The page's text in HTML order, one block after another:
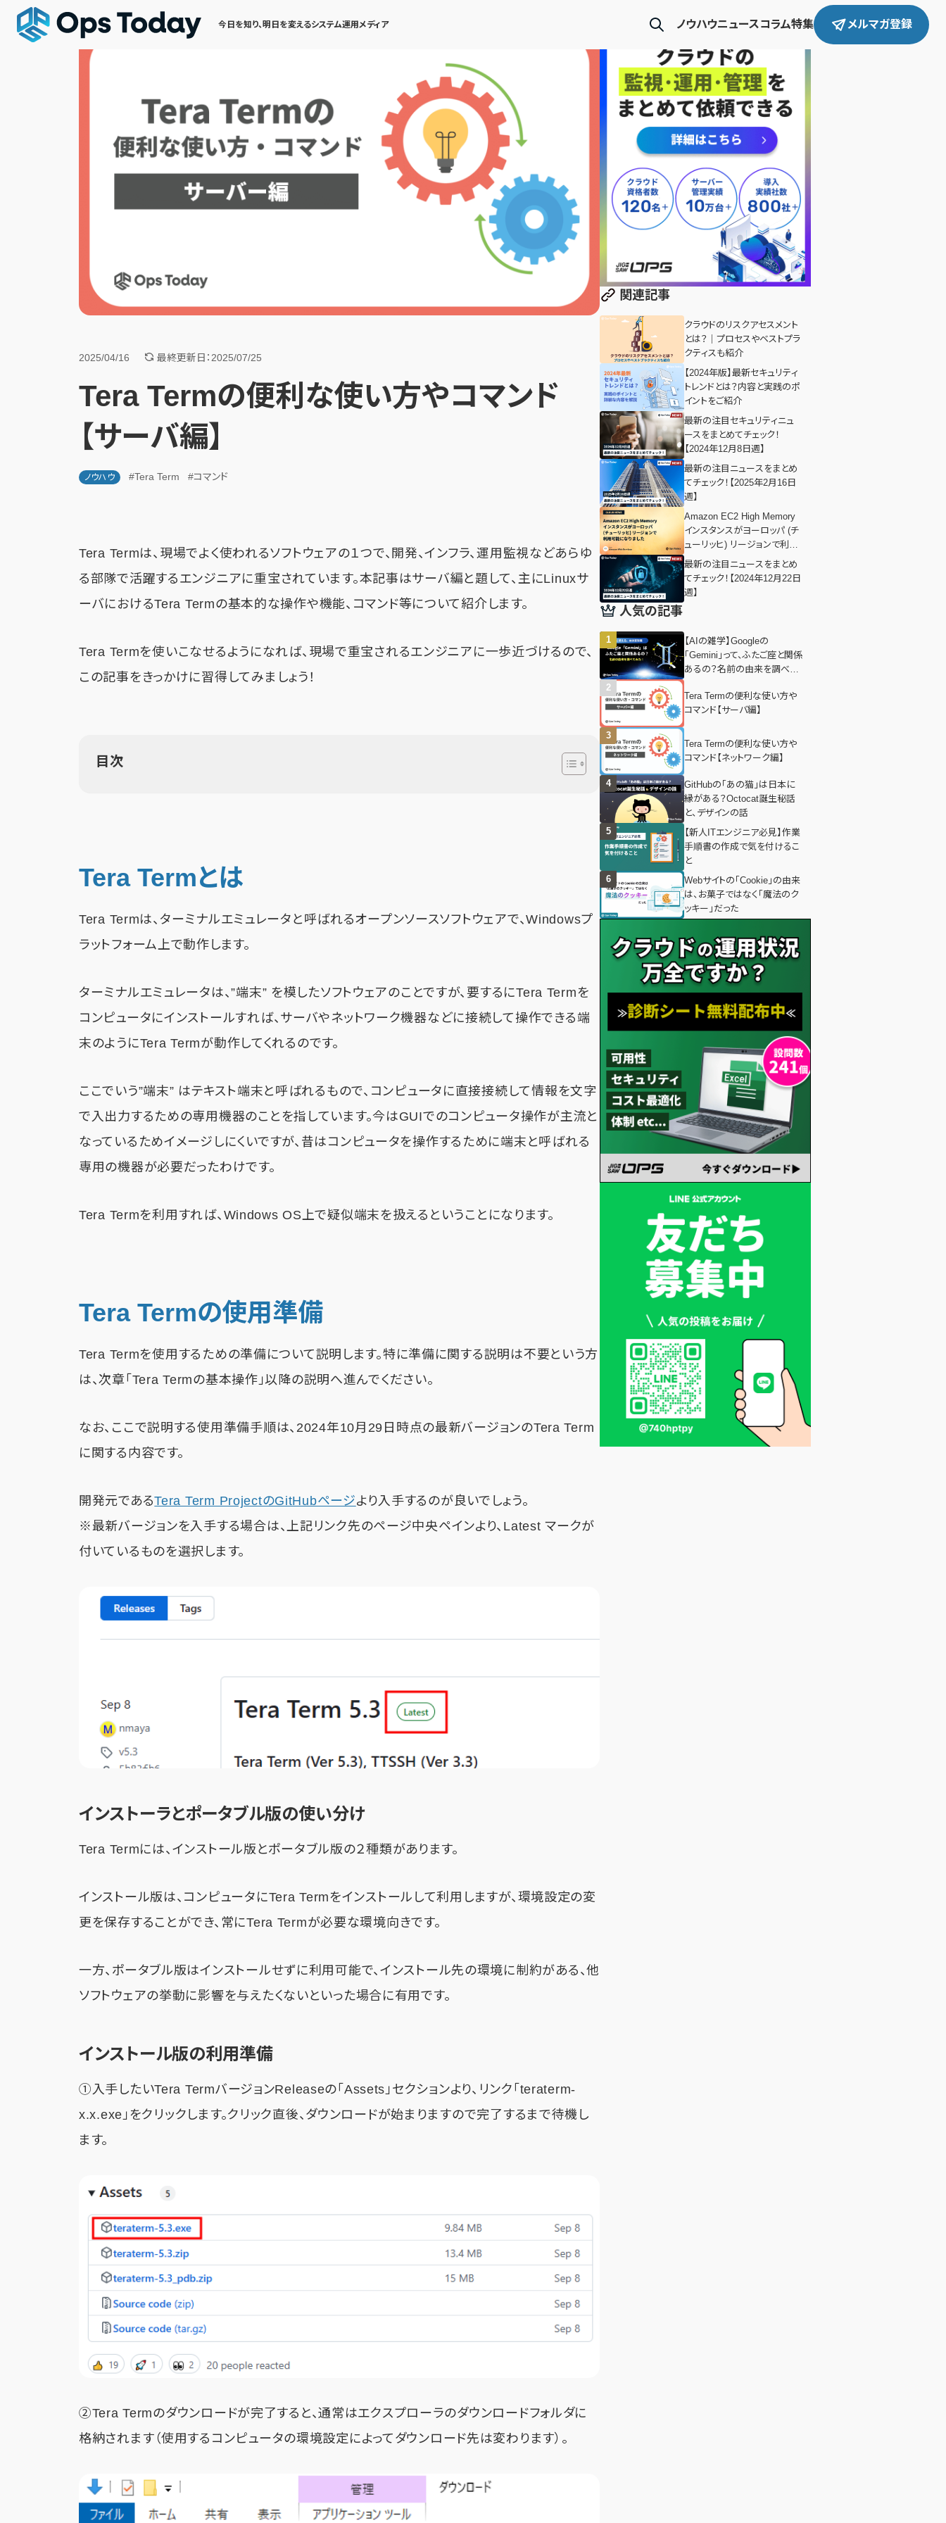
今日を知り、明日を変えるシステム運用メディア ノウハウニュースコラム特集 メルマガ登録
2025/04/16 最終更新日：2025/07/25
Tera Termの便利な使い方やコマンド
【サーバ編】
ノウハウ #Tera Term #コマンド
Tera Termは、現場でよく使われるソフトウェアの１つで、開発、インフラ、運用監視などあらゆ
る部隊で活躍するエンジニアに重宝されています。本記事はサーバ編と題して、主にLinuxサ
ーバにおけるTera Termの基本的な操作や機能、コマンド等について紹介します。
Tera Termを使いこなせるようになれば、現場で重宝されるエンジニアに一歩近づけるので、
この記事をきっかけに習得してみましょう！
目次
Tera Termとは
Tera Termは、ターミナルエミュレータと呼ばれるオープンソースソフトウェアで、Windowsプ
ラットフォーム上で動作します。
ターミナルエミュレータは、”端末” を模したソフトウェアのことですが、要するにTera Termを
コンピュータにインストールすれば、サーバやネットワーク機器などに接続して操作できる端
末のようにTera Termが動作してくれるのです。
ここでいう”端末” はテキスト端末と呼ばれるもので、コンピュータに直接接続して情報を文字
で入出力するための専用機器のことを指しています。今はGUIでのコンピュータ操作が主流と
なっているためイメージしにくいですが、昔はコンピュータを操作するために端末と呼ばれる
専用の機器が必要だったわけです。
Tera Termを利用すれば、Windows OS上で疑似端末を扱えるということになります。
Tera Termの使用準備
Tera Termを使用するための準備について説明します。特に準備に関する説明は不要という方
は、次章「Tera Termの基本操作」以降の説明へ進んでください。
なお、ここで説明する使用準備手順は、2024年10月29日時点の最新バージョンのTera Term
に関する内容です。
開発元であるTera Term ProjectのGitHubページより入手するのが良いでしょう。
※最新バージョンを入手する場合は、上記リンク先のページ中央ペインより、Latest マークが
付いているものを選択します。
インストーラとポータブル版の使い分け
Tera Termには、インストール版とポータブル版の２種類があります。
インストール版は、コンピュータにTera Termをインストールして利用しますが、環境設定の変
更を保存することができ、常にTera Termが必要な環境向きです。
一方、ポータブル版はインストールせずに利用可能で、インストール先の環境に制約がある、他
ソフトウェアの挙動に影響を与えたくないといった場合に有用です。
インストール版の利用準備
①入手したいTera TermバージョンReleaseの「Assets」セクションより、リンク「teraterm-
x.x.exe」をクリックします。クリック直後、ダウンロードが始まりますので完了するまで待機し
ます。
②Tera Termのダウンロードが完了すると、通常はエクスプローラのダウンロードフォルダに
格納されます（使用するコンピュータの環境設定によってダウンロード先は変わります）。
関連記事
クラウドのリスクアセスメント
とは？｜プロセスやベストプラ
クティスも紹介
【2024年版】最新セキュリティ
トレンドとは？内容と実践のポ
イントをご紹介
最新の注目セキュリティニュ
ースをまとめてチェック！
【2024年12月8日週】
最新の注目ニュースをまとめ
てチェック！【2025年2月16日
週】
Amazon EC2 High Memory
インスタンスがヨーロッパ (チ
ューリッヒ) リージョンで利用
可能になりました
最新の注目ニュースをまとめ
てチェック！【2024年12月22日
週】
人気の記事
【AIの雑学】Googleの
「Gemini」って、ふたご座と関係
あるの？名前の由来を調べて
Tera Termの便利な使い方や
コマンド【サーバ編】
Tera Termの便利な使い方や
コマンド【ネットワーク編】
GitHubの「あの猫」は日本に
縁がある？Octocat誕生秘話
と、デザインの話
【新人ITエンジニア必見】作業
手順書の作成で気を付けるこ
と
Webサイトの「Cookie」の由来
は、お菓子ではなく「魔法のク
ッキー」だった